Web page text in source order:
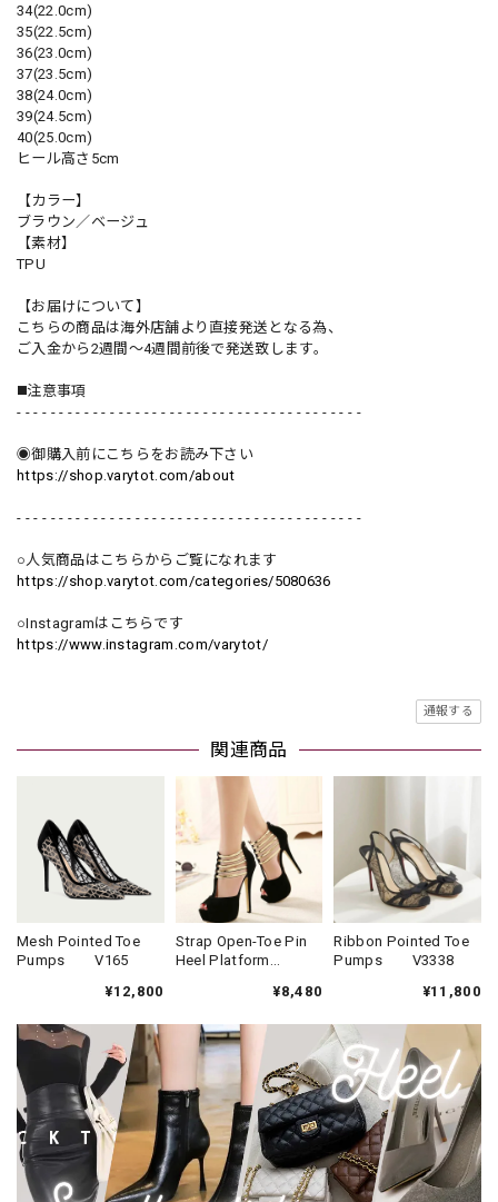
34(22.0cm)
35(22.5cm)
36(23.0cm)
37(23.5cm)
38(24.0cm)
39(24.5cm)
40(25.0cm)
ヒール高さ5cm
【カラー】
ブラウン／ベージュ
【素材】
TPU
【お届けについて】
こちらの商品は海外店舗より直接発送となる為、
ご入金から2週間〜4週間前後で発送致します。
◼️注意事項
- - - - - - - - - - - - - - - - - - - - - - - - - - - - - - - - - - - - - - - - -
◉御購入前にこちらをお読み下さい
https://shop.varytot.com/about
- - - - - - - - - - - - - - - - - - - - - - - - - - - - - - - - - - - - - - - - -
○人気商品はこちらからご覧になれます
https://shop.varytot.com/categories/5080636
○Instagramはこちらです
https://www.instagram.com/varytot/
通報する
関連商品
Mesh Pointed Toe
Pumps V165
¥12,800
Strap Open-Toe Pin
Heel Platform
¥8,480
Ribbon Pointed Toe
Pumps V3338
¥11,800